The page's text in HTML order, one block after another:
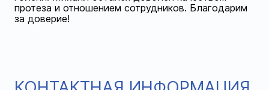
протеза и отношением сотрудников. Благодарим
за доверие!